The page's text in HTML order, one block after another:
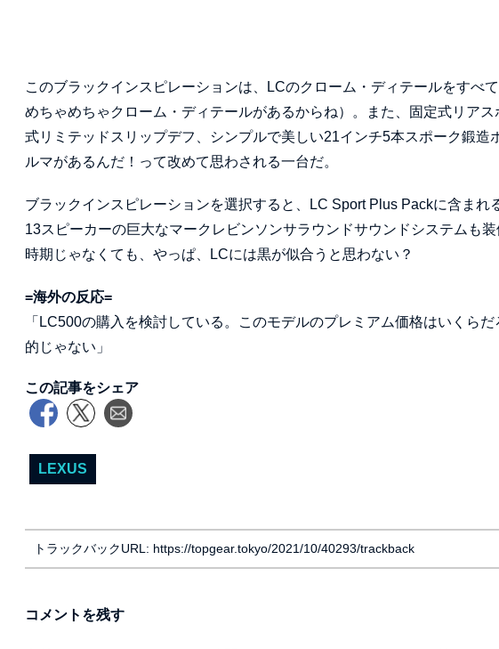
このブラックインスピレーションは、LCのクローム・ディテールをすべ
めちゃめちゃクローム・ディテールがあるからね）。また、固定式リア
式リミテッドスリップデフ、シンプルで美しい21インチ5本スポーク鍛
ルマがあるんだ！って改めて思わされる一台だ。
ブラックインスピレーションを選択すると、LC Sport Plus Packに含ま
13スピーカーの巨大なマークレビンソンサラウンドサウンドシステムも
時期じゃなくても、やっぱ、LCには黒が似合うと思わない？
=海外の反応=
「LC500の購入を検討している。このモデルのプレミアム価格はいくら
的じゃない」
この記事をシェア
LEXUS
トラックバックURL: https://topgear.tokyo/2021/10/40293/trackback
コメントを残す